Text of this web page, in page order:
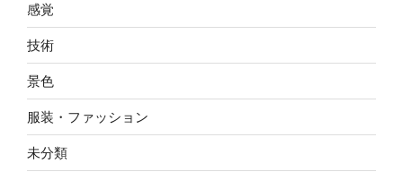
感覚
技術
景色
服装・ファッション
未分類